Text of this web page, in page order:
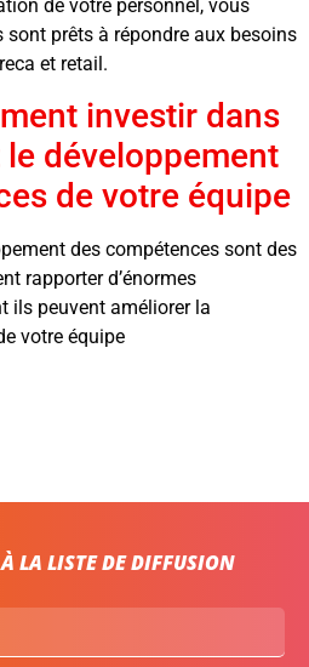
de votre personnel, vous
sont prêts à répondre aux besoins
et retail.
investir dans
développement
de votre équipe
des compétences sont des
rapporter d’énormes
ils peuvent améliorer la
votre équipe
LA LISTE DE DIFFUSION